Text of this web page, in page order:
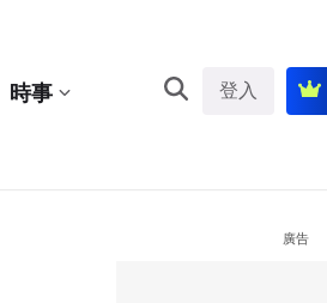
時事 登入
廣告